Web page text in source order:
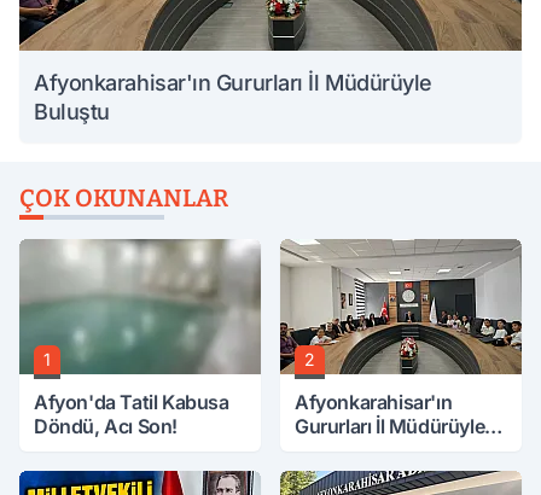
Afyonkarahisar'ın Gururları İl Müdürüyle
Buluştu
ÇOK OKUNANLAR
1
Afyon'da Tatil Kabusa
Döndü, Acı Son!
2
Afyonkarahisar'ın
Gururları İl Müdürüyle